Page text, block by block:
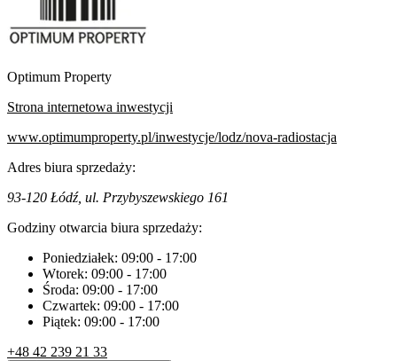
Optimum Property
Strona internetowa inwestycji
www.optimumproperty.pl/inwestycje/lodz/nova-radiostacja
Adres biura sprzedaży:
93-120 Łódź, ul. Przybyszewskiego 161
Godziny otwarcia biura sprzedaży:
Poniedziałek: 09:00 - 17:00
Wtorek: 09:00 - 17:00
Środa: 09:00 - 17:00
Czwartek: 09:00 - 17:00
Piątek: 09:00 - 17:00
+48 42 239 21 33